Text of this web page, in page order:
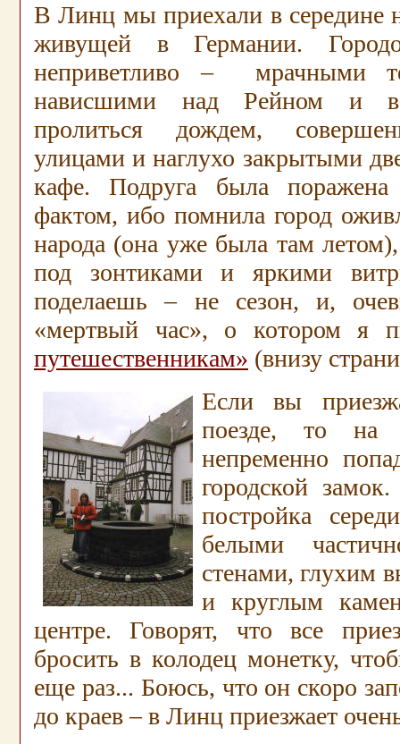
В Линц мы приехали в середине
живущей в Германии.
неприветливо – мрачными
нависшими над Рейном и
пролиться дождем,
улицами и наглухо закрытыми
кафе. Подруга была
фактом, ибо помнила город
народа (она уже была там
под зонтиками и яркими
поделаешь – не сезон, и,
«мертвый час», о котором я
путешественникам» (внизу
Если вы
поезде, то на
непременно
городской
постройка
белыми
стенами, глухим
и круглым
центре. Говорят, что все
бросить в колодец монетку,
еще раз... Боюсь, что он скоро
до краев – в Линц приезжает